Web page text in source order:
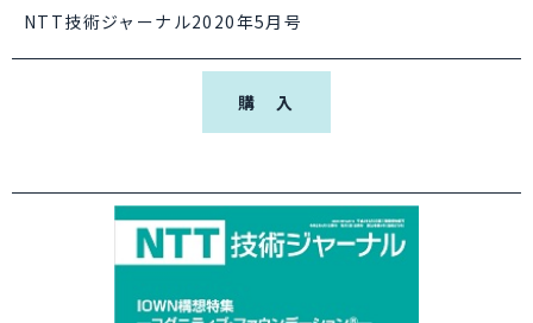
NTT技術ジャーナル2020年5月号
購 入